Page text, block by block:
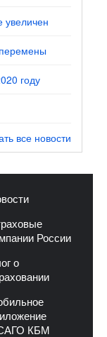
году
все новости
России
о
КБМ